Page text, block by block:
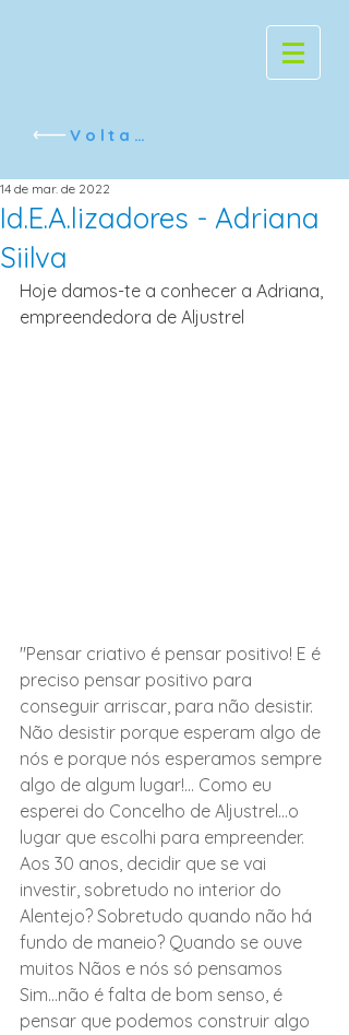
Voltar
Id.E.A.lizadores - Adriana
Siilva
14 de mar. de 2022
Hoje damos-te a conhecer a Adriana,
empreendedora de Aljustrel
"Pensar criativo é pensar positivo! E é
preciso pensar positivo para
conseguir arriscar, para não desistir.
Não desistir porque esperam algo de
nós e porque nós esperamos sempre
algo de algum lugar!... Como eu
esperei do Concelho de Aljustrel...o
lugar que escolhi para empreender.
Aos 30 anos, decidir que se vai
investir, sobretudo no interior do
Alentejo? Sobretudo quando não há
fundo de maneio? Quando se ouve
muitos Nãos e nós só pensamos
Sim...não é falta de bom senso, é
pensar que podemos construir algo